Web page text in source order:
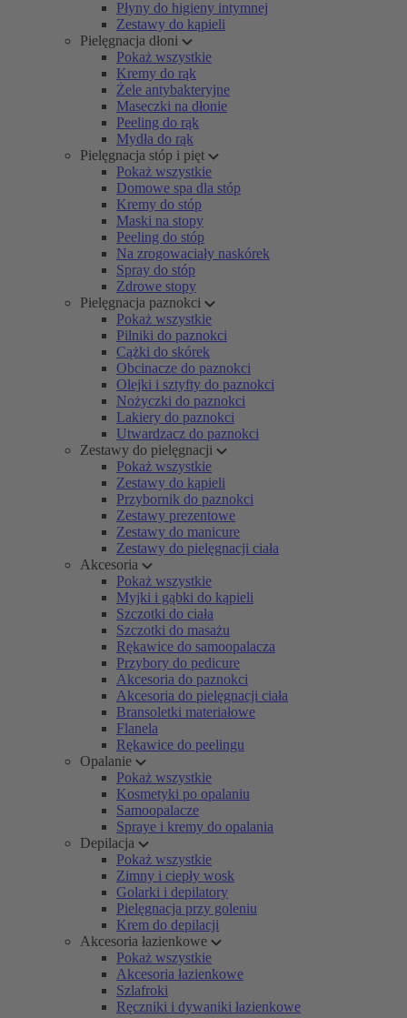
Płyny do higieny intymnej
Zestawy do kąpieli
Pielęgnacja dłoni
Pokaż wszystkie
Kremy do rąk
Żele antybakteryjne
Maseczki na dłonie
Peeling do rąk
Mydła do rąk
Pielęgnacja stóp i pięt
Pokaż wszystkie
Domowe spa dla stóp
Kremy do stóp
Maski na stopy
Peeling do stóp
Na zrogowaciały naskórek
Spray do stóp
Zdrowe stopy
Pielęgnacja paznokci
Pokaż wszystkie
Pilniki do paznokci
Cążki do skórek
Obcinacze do paznokci
Olejki i sztyfty do paznokci
Nożyczki do paznokci
Lakiery do paznokci
Utwardzacz do paznokci
Zestawy do pielęgnacji
Pokaż wszystkie
Zestawy do kąpieli
Przybornik do paznokci
Zestawy prezentowe
Zestawy do manicure
Zestawy do pielęgnacji ciała
Akcesoria
Pokaż wszystkie
Myjki i gąbki do kąpieli
Szczotki do ciała
Szczotki do masażu
Rękawice do samoopalacza
Przybory do pedicure
Akcesoria do paznokci
Akcesoria do pielęgnacji ciała
Bransoletki materiałowe
Flanela
Rękawice do peelingu
Opalanie
Pokaż wszystkie
Kosmetyki po opalaniu
Samoopalacze
Spraye i kremy do opalania
Depilacja
Pokaż wszystkie
Zimny i ciepły wosk
Golarki i depilatory
Pielęgnacja przy goleniu
Krem do depilacji
Akcesoria łazienkowe
Pokaż wszystkie
Akcesoria łazienkowe
Szlafroki
Ręczniki i dywaniki łazienkowe